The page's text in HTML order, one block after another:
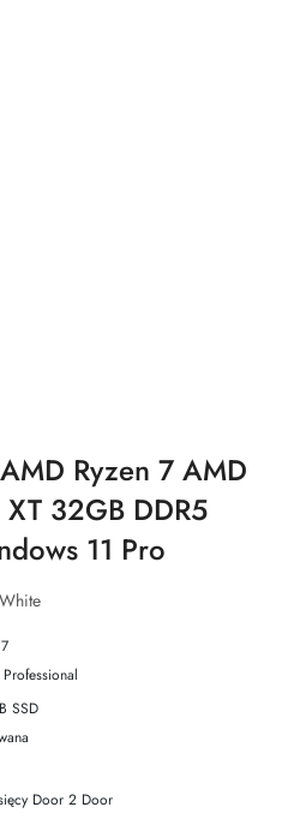
Ryzen 7 AMD
32GB DDR5
11 Pro
SSD
Door 2 Door